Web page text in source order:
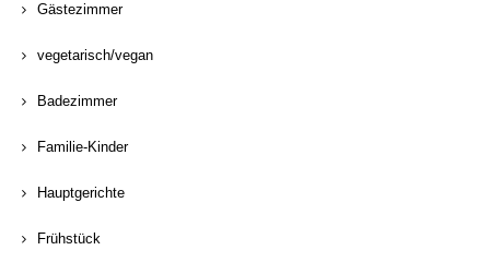
Gästezimmer
vegetarisch/vegan
Badezimmer
Familie-Kinder
Hauptgerichte
Frühstück